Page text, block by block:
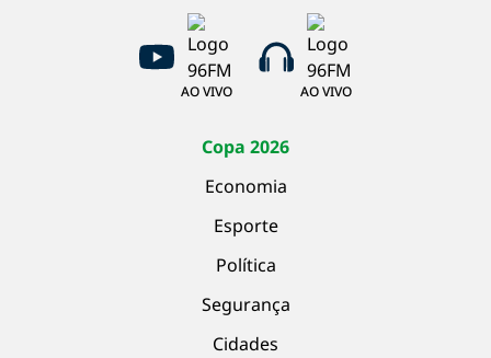
AO VIVO AO VIVO
Copa 2026
Economia
Esporte
Política
Segurança
Cidades